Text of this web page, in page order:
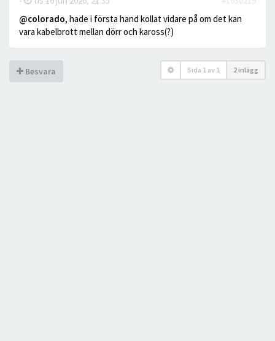
@colorado, hade i första hand kollat vidare på om det kan
vara kabelbrott mellan dörr och kaross(?)
Besvara Sida 1 av 1 2 inlägg